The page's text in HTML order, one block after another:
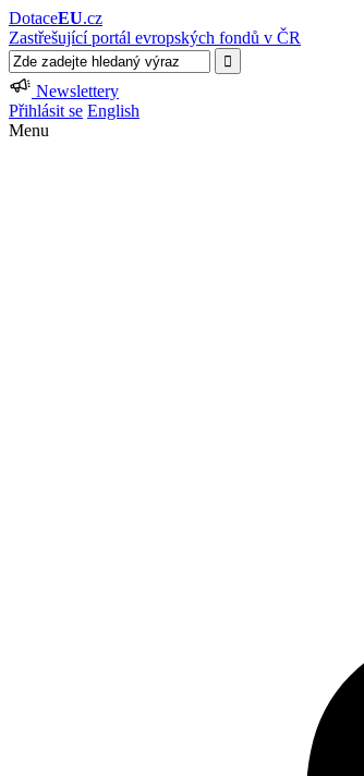
DotaceEU.cz
Zastřešující portál evropských fondů v ČR
Newslettery
Přihlásit se English
Menu